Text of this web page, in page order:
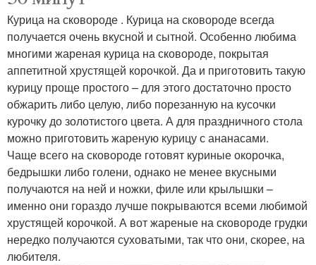
Курица на сковороде . Курица на сковороде всегда
получается очень вкусной и сытной. Особенно любима
многими жареная курица на сковороде, покрытая
аппетитной хрустящей корочкой. Да и приготовить такую
курицу проще простого – для этого достаточно просто
обжарить либо целую, либо порезанную на кусочки
курочку до золотистого цвета. А для праздничного стола
можно приготовить жареную курицу с ананасами.
Чаще всего на сковороде готовят куриные окорочка,
бедрышки либо голени, однако не менее вкусными
получаются на ней и ножки, филе или крылышки –
именно они гораздо лучше покрываются всеми любимой
хрустящей корочкой. А вот жареные на сковороде грудки
нередко получаются суховатыми, так что они, скорее, на
любителя.